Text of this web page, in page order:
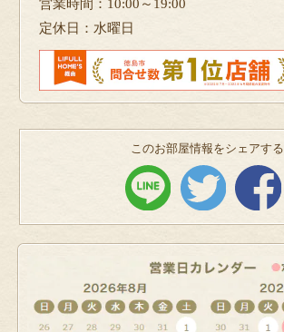
営業時間：10:00～19:00
定休日：水曜日
このお部屋情報をシェアする